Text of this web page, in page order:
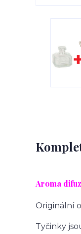
Aroma
Originální
Tyčinky